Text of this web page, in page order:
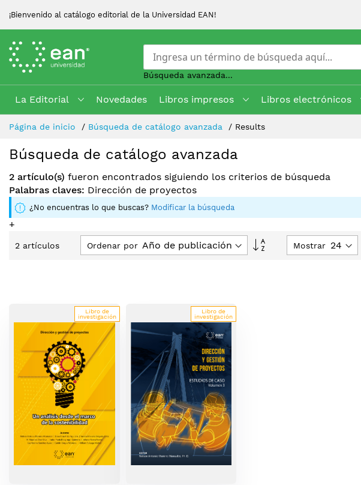
¡Bienvenido al catálogo editorial de la Universidad EAN!
Búsqueda avanzada...
La Editorial Novedades Libros impresos Libros electrónicos
Skip
Content
Página de inicio Búsqueda de catálogo avanzada Results
Búsqueda de catálogo avanzada
2 artículo(s) fueron encontrados siguiendo los criterios de búsqueda
Palabras claves: Dirección de proyectos
¿No encuentras lo que buscas? Modificar la búsqueda
+
2 artículos Ordenar por
Fijar
Mostrar
Libro de
investigación
Libro de
investigación